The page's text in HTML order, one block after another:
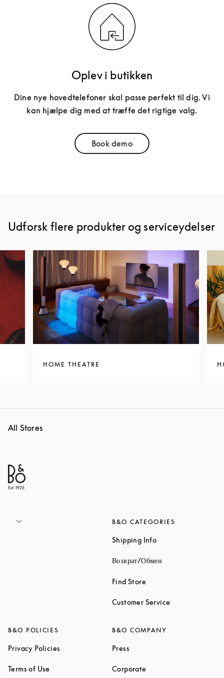
Oplev i butikken
Dine nye hovedtelefoner skal passe perfekt til dig. Vi
kan hjælpe dig med at træffe det rigtige valg.
Book demoLink Opens in New Tab
Udforsk flere produkter og serviceydelser
HOME THEATRE
All Stores
B&O CATEGORIES
Shipping InfoLink Opens in New
Возврат/Обмен
Find Store
Customer Service
B&O POLICIES
Privacy Policies Link Opens in New Tab
Terms of Use Link Opens in New Tab
B&O COMPANY
Press
Corporate